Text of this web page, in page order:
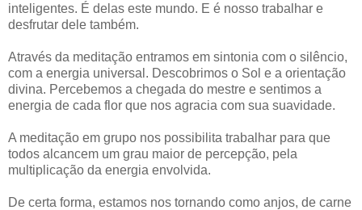
inteligentes. É delas este mundo. E é nosso trabalhar e
desfrutar dele também.
Através da meditação entramos em sintonia com o silêncio,
com a energia universal. Descobrimos o Sol e a orientação
divina. Percebemos a chegada do mestre e sentimos a
energia de cada flor que nos agracia com sua suavidade.
A meditação em grupo nos possibilita trabalhar para que
todos alcancem um grau maior de percepção, pela
multiplicação da energia envolvida.
De certa forma, estamos nos tornando como anjos, de carne